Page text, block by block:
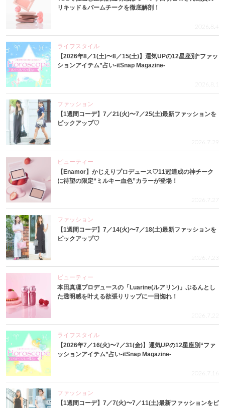
リキッド＆バームチークを徹底解剖！
2026.8.4
ライフスタイル
【2026年8／1(土)〜8／15(土)】運気UPの12星座別“ファッ
ションアイテム”占い-itSnap Magazine-
2026.8.1
ファッション
【1週間コーデ】7／21(火)〜7／25(土)最新ファッションを
ピックアップ♡
2026.7.29
ビューティー
【Enamor】かじえりプロデュース♡11冠達成の神チーク
に待望の限定“ミルキー血色”カラーが登場！
2026.7.27
ファッション
【1週間コーデ】7／14(火)〜7／18(土)最新ファッションを
ピックアップ♡
2026.7.23
ビューティー
本田真凜プロデュースの「Luarine(ルアリン)」ぷるんとし
た透明感を叶える欲張りリップに一目惚れ！
2026.7.22
ライフスタイル
【2026年7／16(火)〜7／31(金)】運気UPの12星座別“ファ
ッションアイテム”占い-itSnap Magazine-
2026.7.16
ファッション
【1週間コーデ】7／7(火)〜7／11(土)最新ファッションをピ